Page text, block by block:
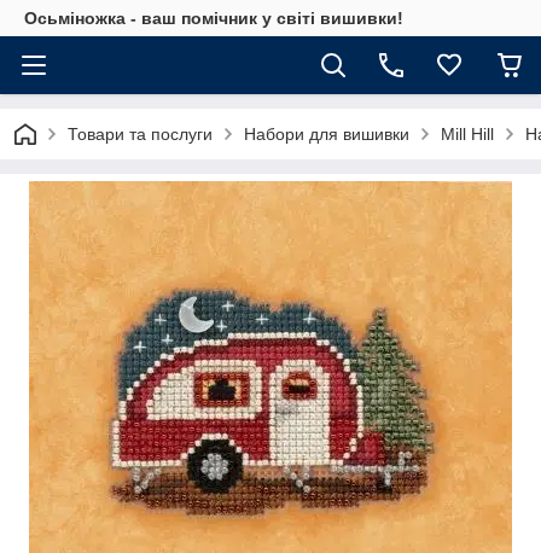
Осьміножка - ваш помічник у світі вишивки!
Товари та послуги Набори для вишивки Mill Hill